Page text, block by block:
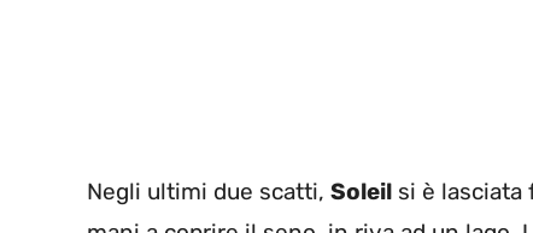
Negli ultimi due scatti, Soleil si è lasciata